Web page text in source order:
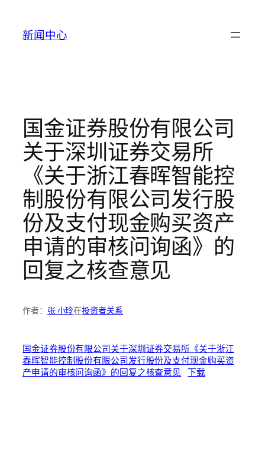
新闻中心
国金证券股份有限公司
关于深圳证券交易所
《关于浙江春晖智能控
制股份有限公司发行股
份及支付现金购买资产
申请的审核问询函》的
回复之核查意见
作者： 张 小玲在投资者关系
国金证券股份有限公司关于深圳证券交易所《关于浙江
春晖智能控制股份有限公司发行股份及支付现金购买资
产申请的审核问询函》的回复之核查意见
下载